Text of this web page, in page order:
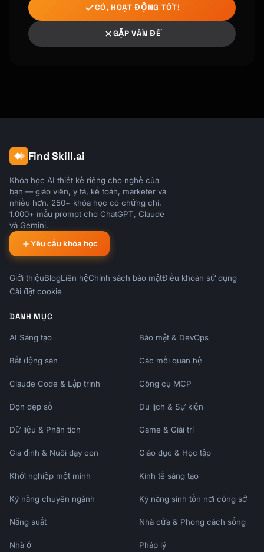
you?"
```
## Psychological Principles
### Social Proof
```
"About 70% of customers who buy [X] also add
[Y] because they find that [benefit]."
```
### Loss Aversion
[problem]. The upgrade protects you from
that."
```
"This bundle pricing is only available at
```
### Reciprocity
"Since you've been such a great customer, I
can offer you [exclusive deal]."
- Focus on customer benefit
- Ask permission before pitching
CÓ, HOẠT ĐỘNG TỐT!
GẶP VẤN ĐỀ
Find Skill.ai
Khóa học AI thiết kế riêng cho nghề của
bạn — giáo viên, y tá, kế toán, marketer và
nhiều hơn. 250+ khóa học có chứng chỉ,
1.000+ mẫu prompt cho ChatGPT, Claude
và Gemini.
Yêu cầu khóa học
Giới thiệuBlogLiên hệChính sách bảo mậtĐiều khoản sử dụng
Cài đặt cookie
DANH MỤC
AI Sáng tạo Bảo mật & DevOps
Bất động sản Các mối quan hệ
Claude Code & Lập trình Công cụ MCP
Dọn dẹp số Du lịch & Sự kiện
Dữ liệu & Phân tích Game & Giải trí
Gia đình & Nuôi dạy con Giáo dục & Học tập
Khởi nghiệp một mình Kinh tế sáng tạo
Kỹ năng chuyên ngành Kỹ năng sinh tồn nơi công sở
Năng suất Nhà cửa & Phong cách sống
Nhà ở Pháp lý